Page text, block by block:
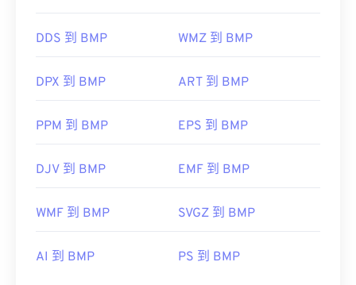
DDS 到 BMP WMZ 到 BMP
DPX 到 BMP ART 到 BMP
PPM 到 BMP EPS 到 BMP
DJV 到 BMP EMF 到 BMP
WMF 到 BMP SVGZ 到 BMP
AI 到 BMP PS 到 BMP